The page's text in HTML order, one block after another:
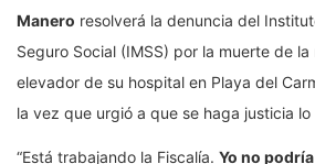
Manero resolverá la denuncia del
Seguro Social (IMSS) por la muerte de la
elevador de su hospital en Playa del
la vez que urgió a que se haga justicia
“Está trabajando la Fiscalía. Yo no